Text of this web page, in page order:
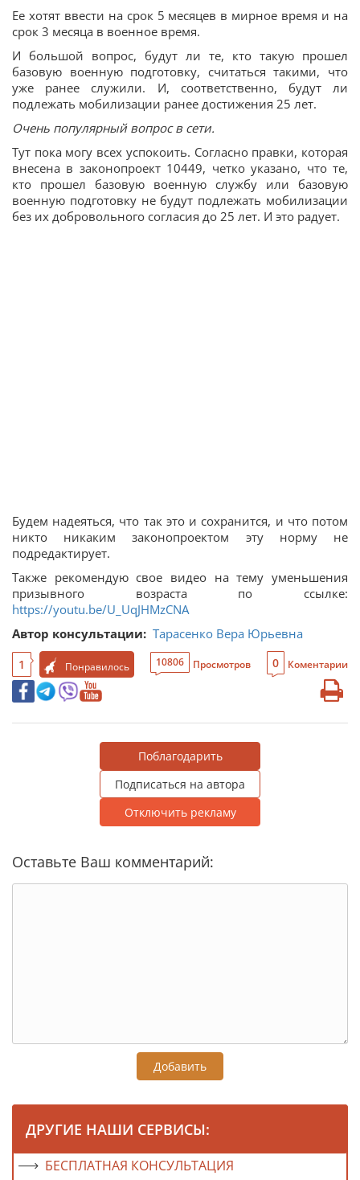
Ее хотят ввести на срок 5 месяцев в мирное время и на
срок 3 месяца в военное время.
И большой вопрос, будут ли те, кто такую прошел
базовую военную подготовку, считаться такими, что
уже ранее служили. И, соответственно, будут ли
подлежать мобилизации ранее достижения 25 лет.
Очень популярный вопрос в сети.
Тут пока могу всех успокоить. Согласно правки, которая
внесена в законопроект 10449, четко указано, что те,
кто прошел базовую военную службу или базовую
военную подготовку не будут подлежать мобилизации
без их добровольного согласия до 25 лет. И это радует.
Будем надеяться, что так это и сохранится, и что потом
никто никаким законопроектом эту норму не
подредактирует.
Также рекомендую свое видео на тему уменьшения
призывного возраста по ссылке:
https://youtu.be/U_UqJHMzCNA
Автор консультации: Тарасенко Вера Юрьевна
1 Понравилось 10806 Просмотров 0 Коментарии
Поблагодарить
Подписаться на автора
Отключить рекламу
Оставьте Ваш комментарий:
Добавить
ДРУГИЕ НАШИ СЕРВИСЫ:
БЕСПЛАТНАЯ КОНСУЛЬТАЦИЯ